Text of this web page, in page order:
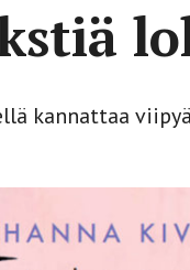
kannattaa